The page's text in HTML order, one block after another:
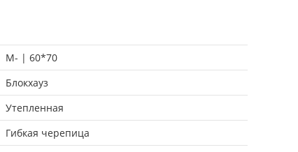
M- | 60*70
Блокхауз
Утепленная
Гибкая черепица